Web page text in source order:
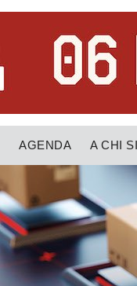
AGENDA A CHI